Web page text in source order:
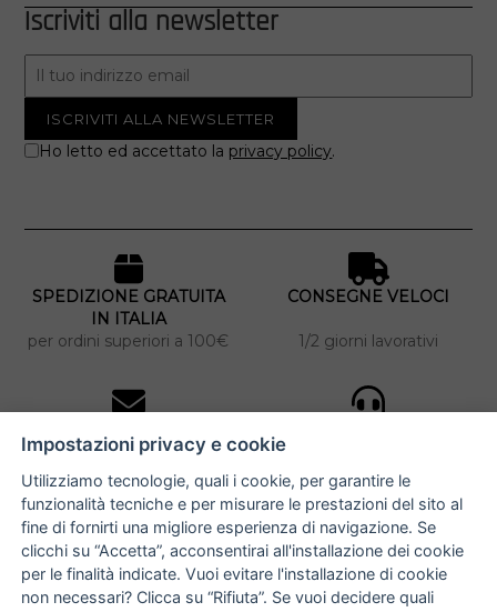
Iscriviti alla newsletter
Ho letto ed accettato la privacy policy.
SPEDIZIONE GRATUITA
IN ITALIA
per ordini superiori a 100€
CONSEGNE VELOCI
1/2 giorni lavorativi
iscriviti alla newsletter
per tutti gli ordini
NUCCIA COSTANTINO
Impostazioni privacy e cookie
Utilizziamo tecnologie, quali i cookie, per garantire le
funzionalità tecniche e per misurare le prestazioni del sito al
fine di fornirti una migliore esperienza di navigazione. Se
clicchi su “Accetta”, acconsentirai all'installazione dei cookie
per le finalità indicate. Vuoi evitare l'installazione di cookie
non necessari? Clicca su “Rifiuta”. Se vuoi decidere quali